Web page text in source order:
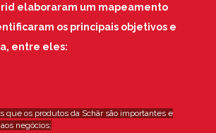
elaboraram um mapeamento
os principais objetivos e
entre eles:
que os produtos da Schär são importantes e
negócios;